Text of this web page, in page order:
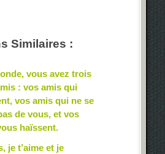
Similaires :
vous avez trois
: vos amis qui
vos amis qui ne se
de vous, et vos
haïssent.
je t’aime et je